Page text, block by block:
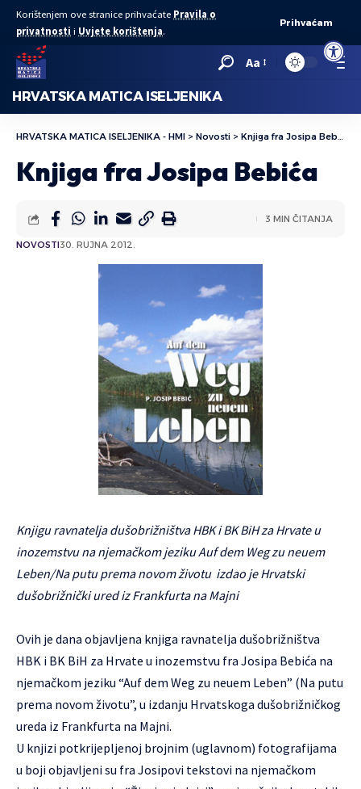
Open
Korištenjem ove stranice prihvaćate Pravila o
privatnosti i Uvjete korištenja.
Prihvaćam
Aa
HRVATSKA MATICA ISELJENIKA
HRVATSKA MATICA ISELJENIKA - HMI > Novosti > Knjiga fra Josipa Bebića
Knjiga fra Josipa Bebića
NOVOSTI30. RUJNA 2012.
3 MIN ČITANJA
Knjigu ravnatelja dušobrižništva HBK i BK BiH za Hrvate u
inozemstvu na njemačkom jeziku Auf dem Weg zu neuem
Leben/Na putu prema novom životu izdao je Hrvatski
dušobrižnički ured iz Frankfurta na Majni
Ovih je dana objavljena knjiga ravnatelja dušobrižništva
HBK i BK BiH za Hrvate u inozemstvu fra Josipa Bebića na
njemačkom jeziku “Auf dem Weg zu neuem Leben” (Na putu
prema novom životu”, u izdanju Hrvatskoga dušobrižničkog
ureda iz Frankfurta na Majni.
U knjizi potkrijepljenoj brojnim (uglavnom) fotografijama
u boji objavljeni su fra Josipovi tekstovi na njemačkom